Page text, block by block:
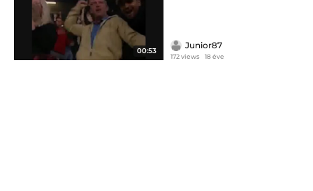
00:53
Junior87
172 views 18 éve